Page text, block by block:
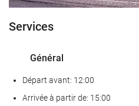
Services
Général
Départ avant: 12:00
Arrivée à partir de: 15:00